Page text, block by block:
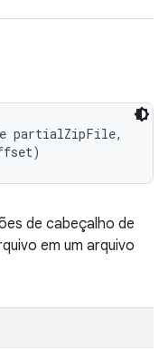
partialZipFile,
de cabeçalho de
em um arquivo